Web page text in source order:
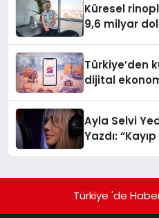
Küresel
9,6 milyar
Türkiye’den
dijital
Ayla Selvi
Yazdı:
Türkiye 'de